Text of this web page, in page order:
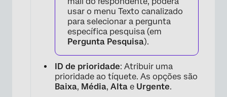
usar o menu Texto canalizado
para selecionar a pergunta
específica pesquisa (em
Pergunta Pesquisa).
ID de prioridade: Atribuir uma
prioridade ao tíquete. As opções são
Baixa, Média, Alta e Urgente.